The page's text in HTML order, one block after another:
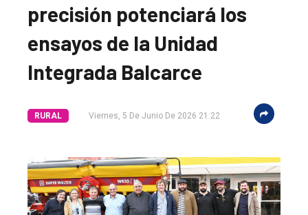
precisión potenciará los
ensayos de la Unidad
Integrada Balcarce
RURAL Viernes, 5 De Junio De 2026 21:22